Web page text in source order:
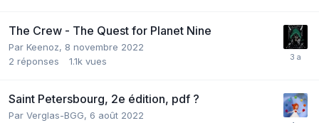
The Crew - The Quest for Planet Nine
Par Keenoz, 8 novembre 2022
2 réponses 1.1k vues
Saint Petersbourg, 2e édition, pdf ?
Par Verglas-BGG, 6 août 2022